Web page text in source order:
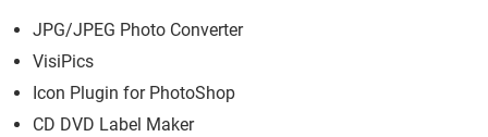
JPG/JPEG Photo Converter
VisiPics
Icon Plugin for PhotoShop
CD DVD Label Maker